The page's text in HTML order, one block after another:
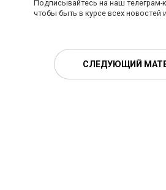
Подписывайтесь на наш телеграм-
чтобы быть в курсе всех новостей
СЛЕДУЮЩИЙ